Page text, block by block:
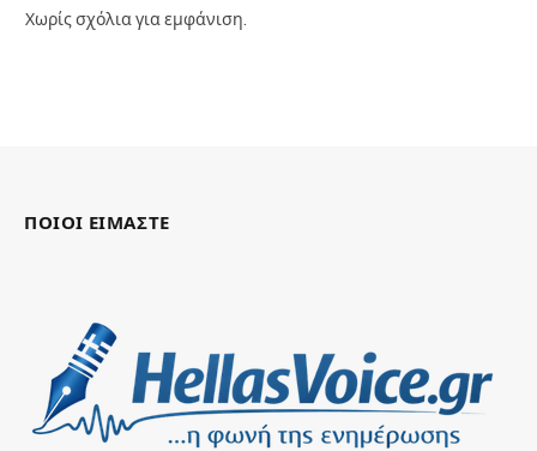
Χωρίς σχόλια για εμφάνιση.
ΠΟΙΟΙ ΕΙΜΑΣΤΕ